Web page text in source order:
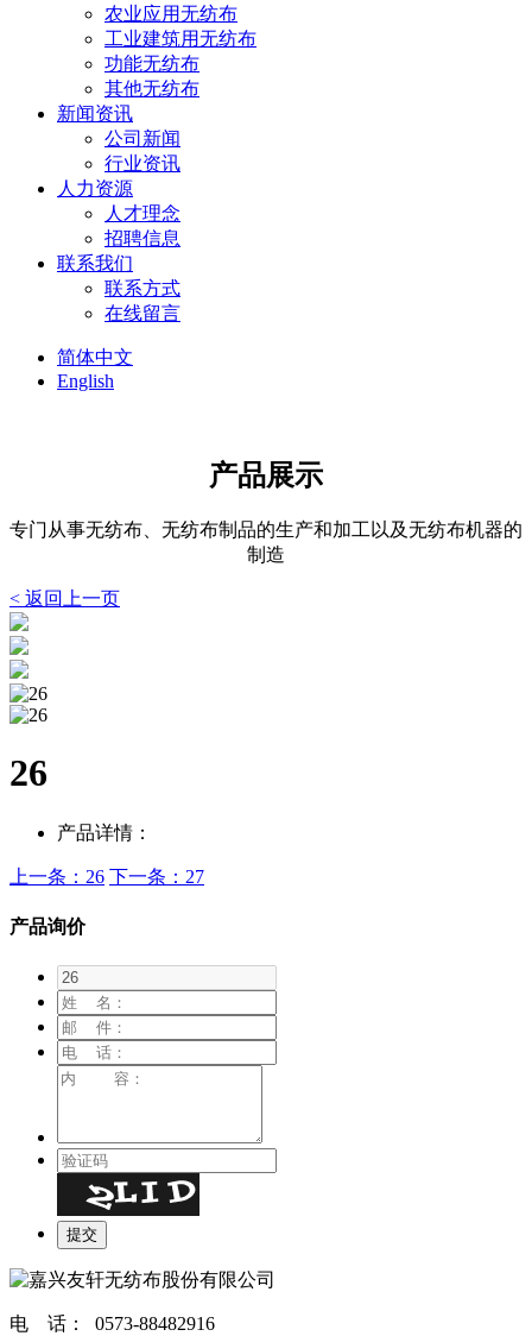
农业应用无纺布
工业建筑用无纺布
功能无纺布
其他无纺布
新闻资讯
公司新闻
行业资讯
人力资源
人才理念
招聘信息
联系我们
联系方式
在线留言
简体中文
English
产品展示
专门从事无纺布、无纺布制品的生产和加工以及无纺布机器的
制造
< 返回上一页
26
产品详情：
上一条：26 下一条：27
产品询价
电 话： 0573-88482916